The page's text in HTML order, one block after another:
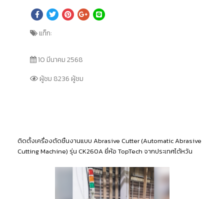
แท็ก:
10 มีนาคม 2568
ผู้ชม 8236 ผู้ชม
ติดตั้งเครื่องตัดชิ้นงานแบบ Abrasive Cutter (Automatic Abrasive
Cutting Machine) รุ่น CK260A ยี่ห้อ TopTech จากประเทศไต้หวัน